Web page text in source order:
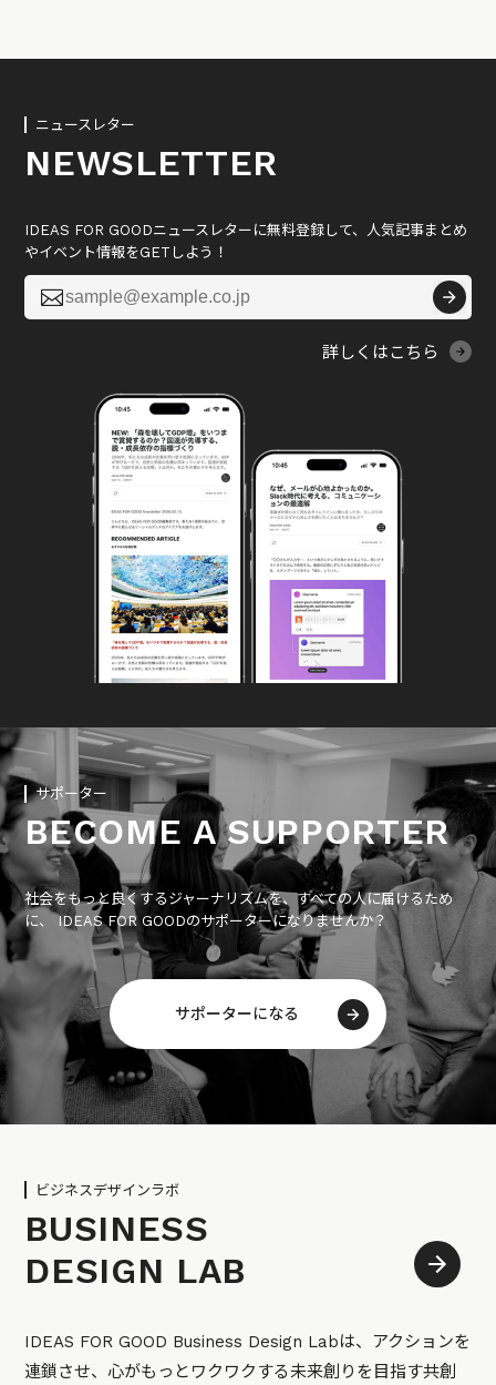
ニュースレター
NEWSLETTER
IDEAS FOR GOODニュースレターに無料登録して、人気記事まとめ
やイベント情報をGETしよう！

詳しくはこちら
サポーター
BECOME A SUPPORTER
社会をもっと良くするジャーナリズムを、すべての人に届けるため
に、 IDEAS FOR GOODのサポーターになりませんか？
サポーターになる
ビジネスデザインラボ
BUSINESS
DESIGN LAB
IDEAS FOR GOOD Business Design Labは、アクションを
連鎖させ、心がもっとワクワクする未来創りを目指す共創